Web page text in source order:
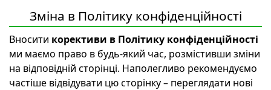
Зміна в Політику конфіденційності
Вносити корективи в Політику конфіденційності
ми маємо право в будь-який час, розмістивши зміни
на відповідній сторінці. Наполегливо рекомендуємо
частіше відвідувати цю сторінку – переглядати нові